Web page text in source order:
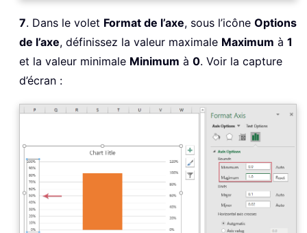
7. Dans le volet Format de l’axe, sous l’icône Options
de l’axe, définissez la valeur maximale Maximum à 1
et la valeur minimale Minimum à 0. Voir la capture
d’écran :